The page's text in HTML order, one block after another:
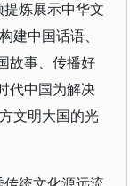
炼展示中华文
建中国话语、
故事、传播好
代中国为解决
文明大国的光